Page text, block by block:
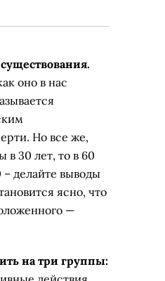
оно в нас
Но все же,
в 30 лет, то в 60
делайте выводы
ясно, что
—
на три группы: